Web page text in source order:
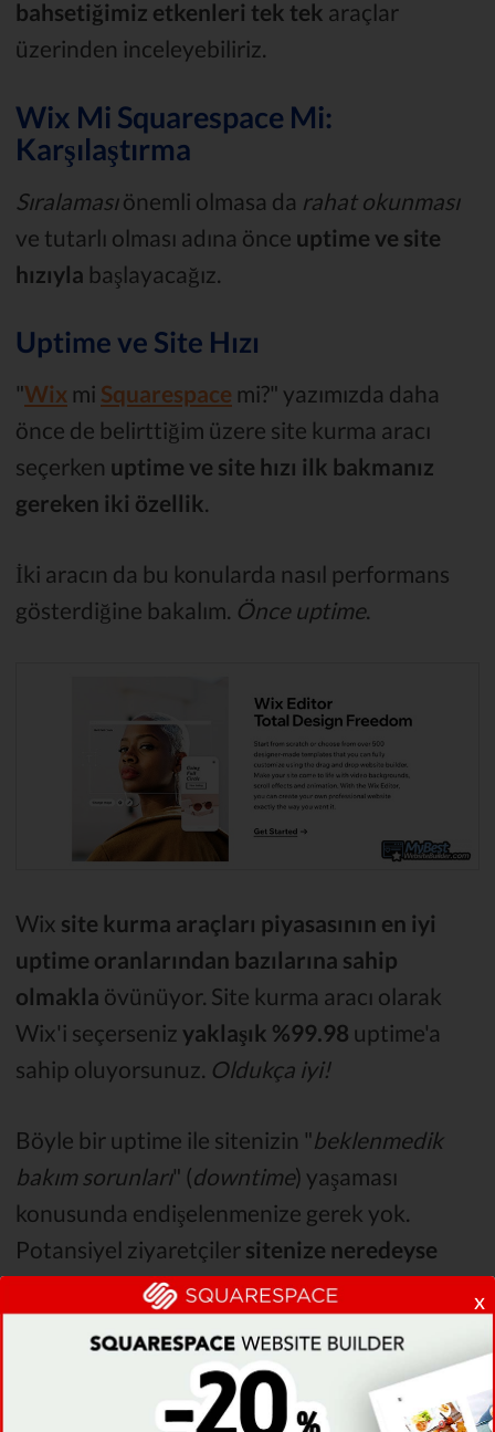
bahsetiğimiz etkenleri tek tek araçlar
üzerinden inceleyebiliriz.
Wix Mi Squarespace Mi:
Karşılaştırma
Sıralamasıönemli olmasa da rahat okunması
ve tutarlı olması adına önce uptime ve site
hızıyla başlayacağız.
Uptime ve Site Hızı
"Wix mi Squarespace mi?" yazımızda daha
önce de belirttiğim üzere site kurma aracı
seçerken uptime ve site hızı ilk bakmanız
gereken iki özellik
İki aracın da bu konularda nasıl performans
gösterdiğine bakalım. Önce uptime.
Wix site kurma araçları piyasasının en iyi
uptime oranlarından bazılarına sahip
olmakla övünüyor. Site kurma aracı olarak
Wix'i seçerseniz yaklaşık %99.98 uptime'a
sahip oluyorsunuz. Oldukça iyi!
Böyle bir uptime ile sitenizin "beklenmedik
bakım sorunları" (downtime) yaşaması
konusunda endişelenmenize gerek yok.
Potansiyel ziyaretçiler sitenize neredeyse
istedikleri zaman erişebilecek.
Squarespace de bu konuda benzer
performans sergiliyor .
x